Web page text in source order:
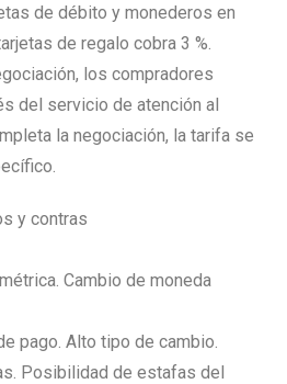
de débito y monederos en
de regalo cobra 3 %.
los compradores
del servicio de atención al
la negociación, la tarifa se
y contras
Cambio de moneda
pago. Alto tipo de cambio.
Posibilidad de estafas del